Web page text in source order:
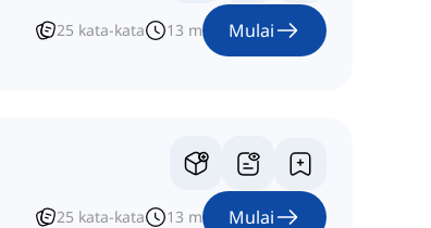
25 kata-kata 13 m Mulai
25 kata-kata 13 m Mulai